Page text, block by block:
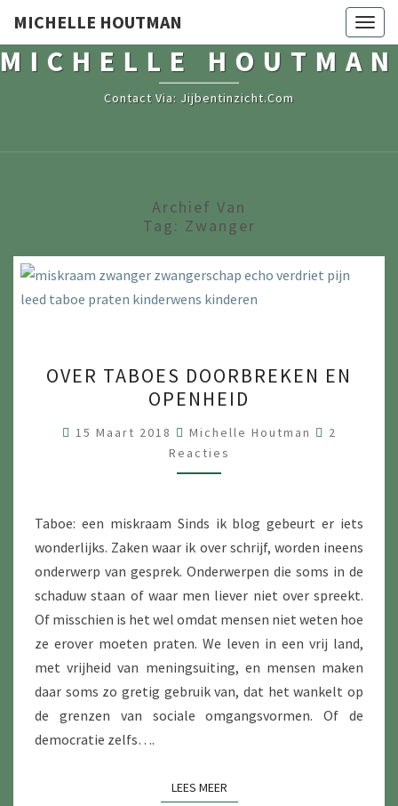
MICHELLE HOUTMAN
MICHELLE HOUTMAN
Contact Via: Jijbentinzicht.com
Archief Van
Tag: Zwanger
V
E
R
T
A
O
E
S
D
O
O
R
B
R
E
OVER TABOES DOORBREKEN EN
OPENHEID
15 Maart 2018 Michelle Houtman
R
S
2
Reacties
Taboe: een miskraam Sinds ik blog gebeurt er iets
wonderlijks. Zaken waar ik over schrijf, worden ineens
onderwerp van gesprek. Onderwerpen die soms in de
schaduw staan of waar men liever niet over spreekt.
Of misschien is het wel omdat mensen niet weten hoe
ze erover moeten praten. We leven in een vrij land,
met vrijheid van meningsuiting, en mensen maken
daar soms zo gretig gebruik van, dat het wankelt op
de grenzen van sociale omgangsvormen. Of de
democratie zelfs….
LEES MEER